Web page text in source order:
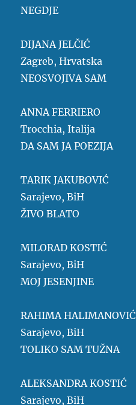
NEGDJE
DIJANA JELČIĆ
Zagreb, Hrvatska
NEOSVOJIVA SAM
ANNA FERRIERO
Trocchia, Italija
DA SAM JA POEZIJA
TARIK JAKUBOVIĆ
Sarajevo, BiH
ŽIVO BLATO
MILORAD KOSTIĆ
Sarajevo, BiH
MOJ JESENJINE
RAHIMA HALIMANOVIĆ
Sarajevo, BiH
TOLIKO SAM TUŽNA
ALEKSANDRA KOSTIĆ
Sarajevo, BiH